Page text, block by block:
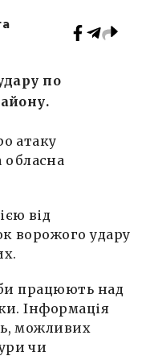
по
атаку
обласна
від
ворожого удару
працюють над
Інформація
можливих
чи